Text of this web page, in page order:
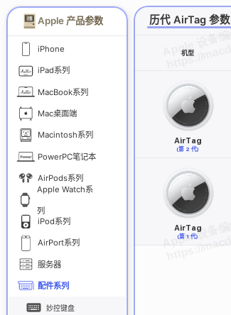
Apple 产品参数
iPhone
iPad系列
MacBook系列
Mac桌面端
Macintosh系列
PowerPC笔记本
AirPods系列
Apple Watch系
列
iPod系列
AirPort系列
服务器
配件系列
妙控键盘
历代 AirTag 参数
机型
AirTag
(第 2 代)
AirTag
(第 1 代)